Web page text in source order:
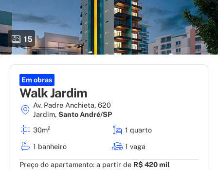
15
Em obras
Walk Jardim
Av. Padre Anchieta, 620
Jardim, Santo André/SP
30m²
1 quarto
1 banheiro
1 vaga
Preço do apartamento: a partir de R$ 420 mil